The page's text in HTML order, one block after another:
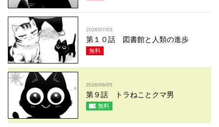
2026/07/03
第１０話 図書館と人類の進歩
無料
2026/06/05
第９話 トラねことクマ男
無料